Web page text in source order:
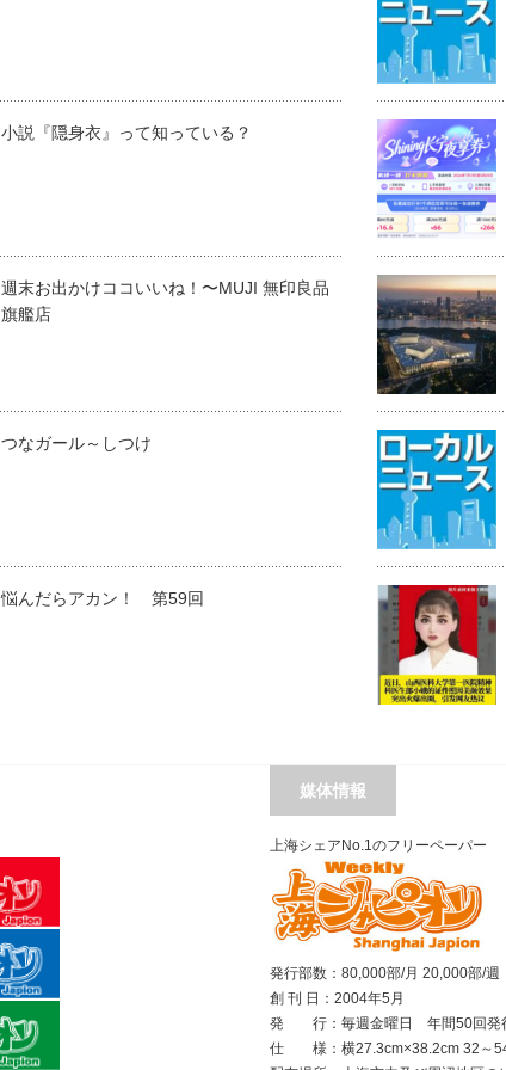
小説『隠身衣』って知っている？
週末お出かけココいいね！〜MUJI 無印良品
旗艦店
つなガール～しつけ
悩んだらアカン！ 第59回
媒体情報
上海シェアNo.1のフリーペーパー
発行部数：80,000部/月 20,000部/週
創 刊 日：2004年5月
発 行：毎週金曜日 年間50回発
仕 様：横27.3cm×38.2cm 32～54